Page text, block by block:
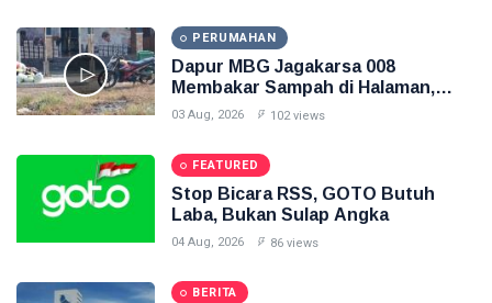
PERUMAHAN
Dapur MBG Jagakarsa 008
Membakar Sampah di Halaman,
Inilah Gambarnya
03 Aug, 2026 102 views
FEATURED
Stop Bicara RSS, GOTO Butuh
Laba, Bukan Sulap Angka
04 Aug, 2026 86 views
BERITA